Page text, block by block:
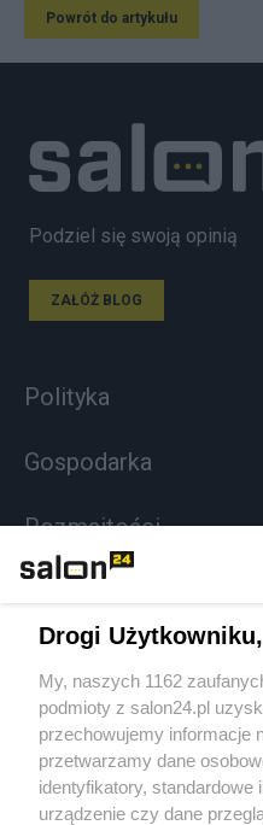
Powrót do artykułu
Podziel się swoją opinią
ZAŁÓŻ BLOG
Polityka
Gospodarka
Rozmaitości
Sport
Społeczeństwo
Kultura
Drogi Użytkowniku,
My, naszych 1162
podmioty z salon24.pl
przechowujemy informacje
przetwarzamy dane
identyfikatory, standardowe
urządzenie czy dane